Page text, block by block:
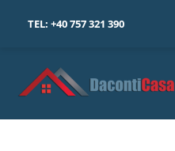
TEL: +40 757 321 390